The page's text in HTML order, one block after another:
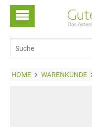
HOME WARENKUNDE